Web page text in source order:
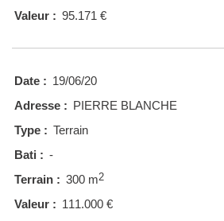
Valeur : 95.171 €
Date : 19/06/20
Adresse : PIERRE BLANCHE
Type : Terrain
Bati : -
Terrain : 300 m2
Valeur : 111.000 €